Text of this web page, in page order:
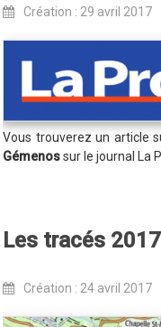
Création : 29 avril 2017
Vous trouverez un article
Gémenossur le journal La
Les tracés 2017
Création : 24 avril 2017